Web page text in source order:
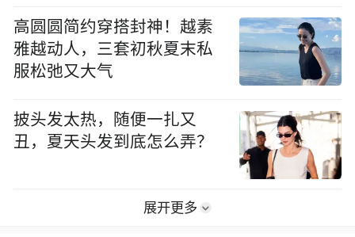
高圆圆简约穿搭封神！越素
雅越动人，三套初秋夏末私
服松弛又大气
披头发太热，随便一扎又
丑，夏天头发到底怎么弄？
展开更多